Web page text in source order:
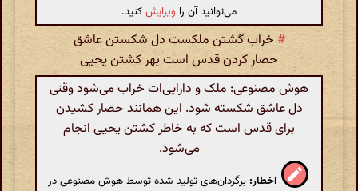
می‌توانید آن را ویرایشکنید.
# خراب گشتن ملکست دل شکستن عاشق
حصار کردن قدس است بهر کشتن یحیی
هوش مصنوعی: ملک و دارایی‌ات خراب می‌شود وقتی
دل عاشق شکسته شود. این همانند حصار کشیدن
برای قدس است که به خاطر کشتن یحیی انجام
می‌شود.
اخطار: برگردان‌های تولید شده توسط هوش مصنوعی در